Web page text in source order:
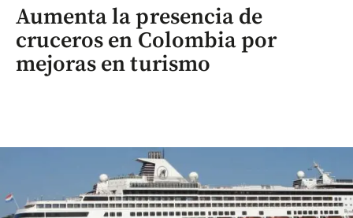
Aumenta la presencia de
cruceros en Colombia por
mejoras en turismo